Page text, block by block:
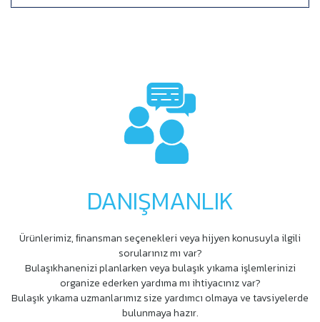
DANIŞMANLIK
Ürünlerimiz, ﬁnansman seçenekleri veya hijyen konusuyla ilgili
sorularınız mı var?
Bulaşıkhanenizi planlarken veya bulaşık yıkama işlemlerinizi
organize ederken yardıma mı ihtiyacınız var?
Bulaşık yıkama uzmanlarımız size yardımcı olmaya ve tavsiyelerde
bulunmaya hazır.